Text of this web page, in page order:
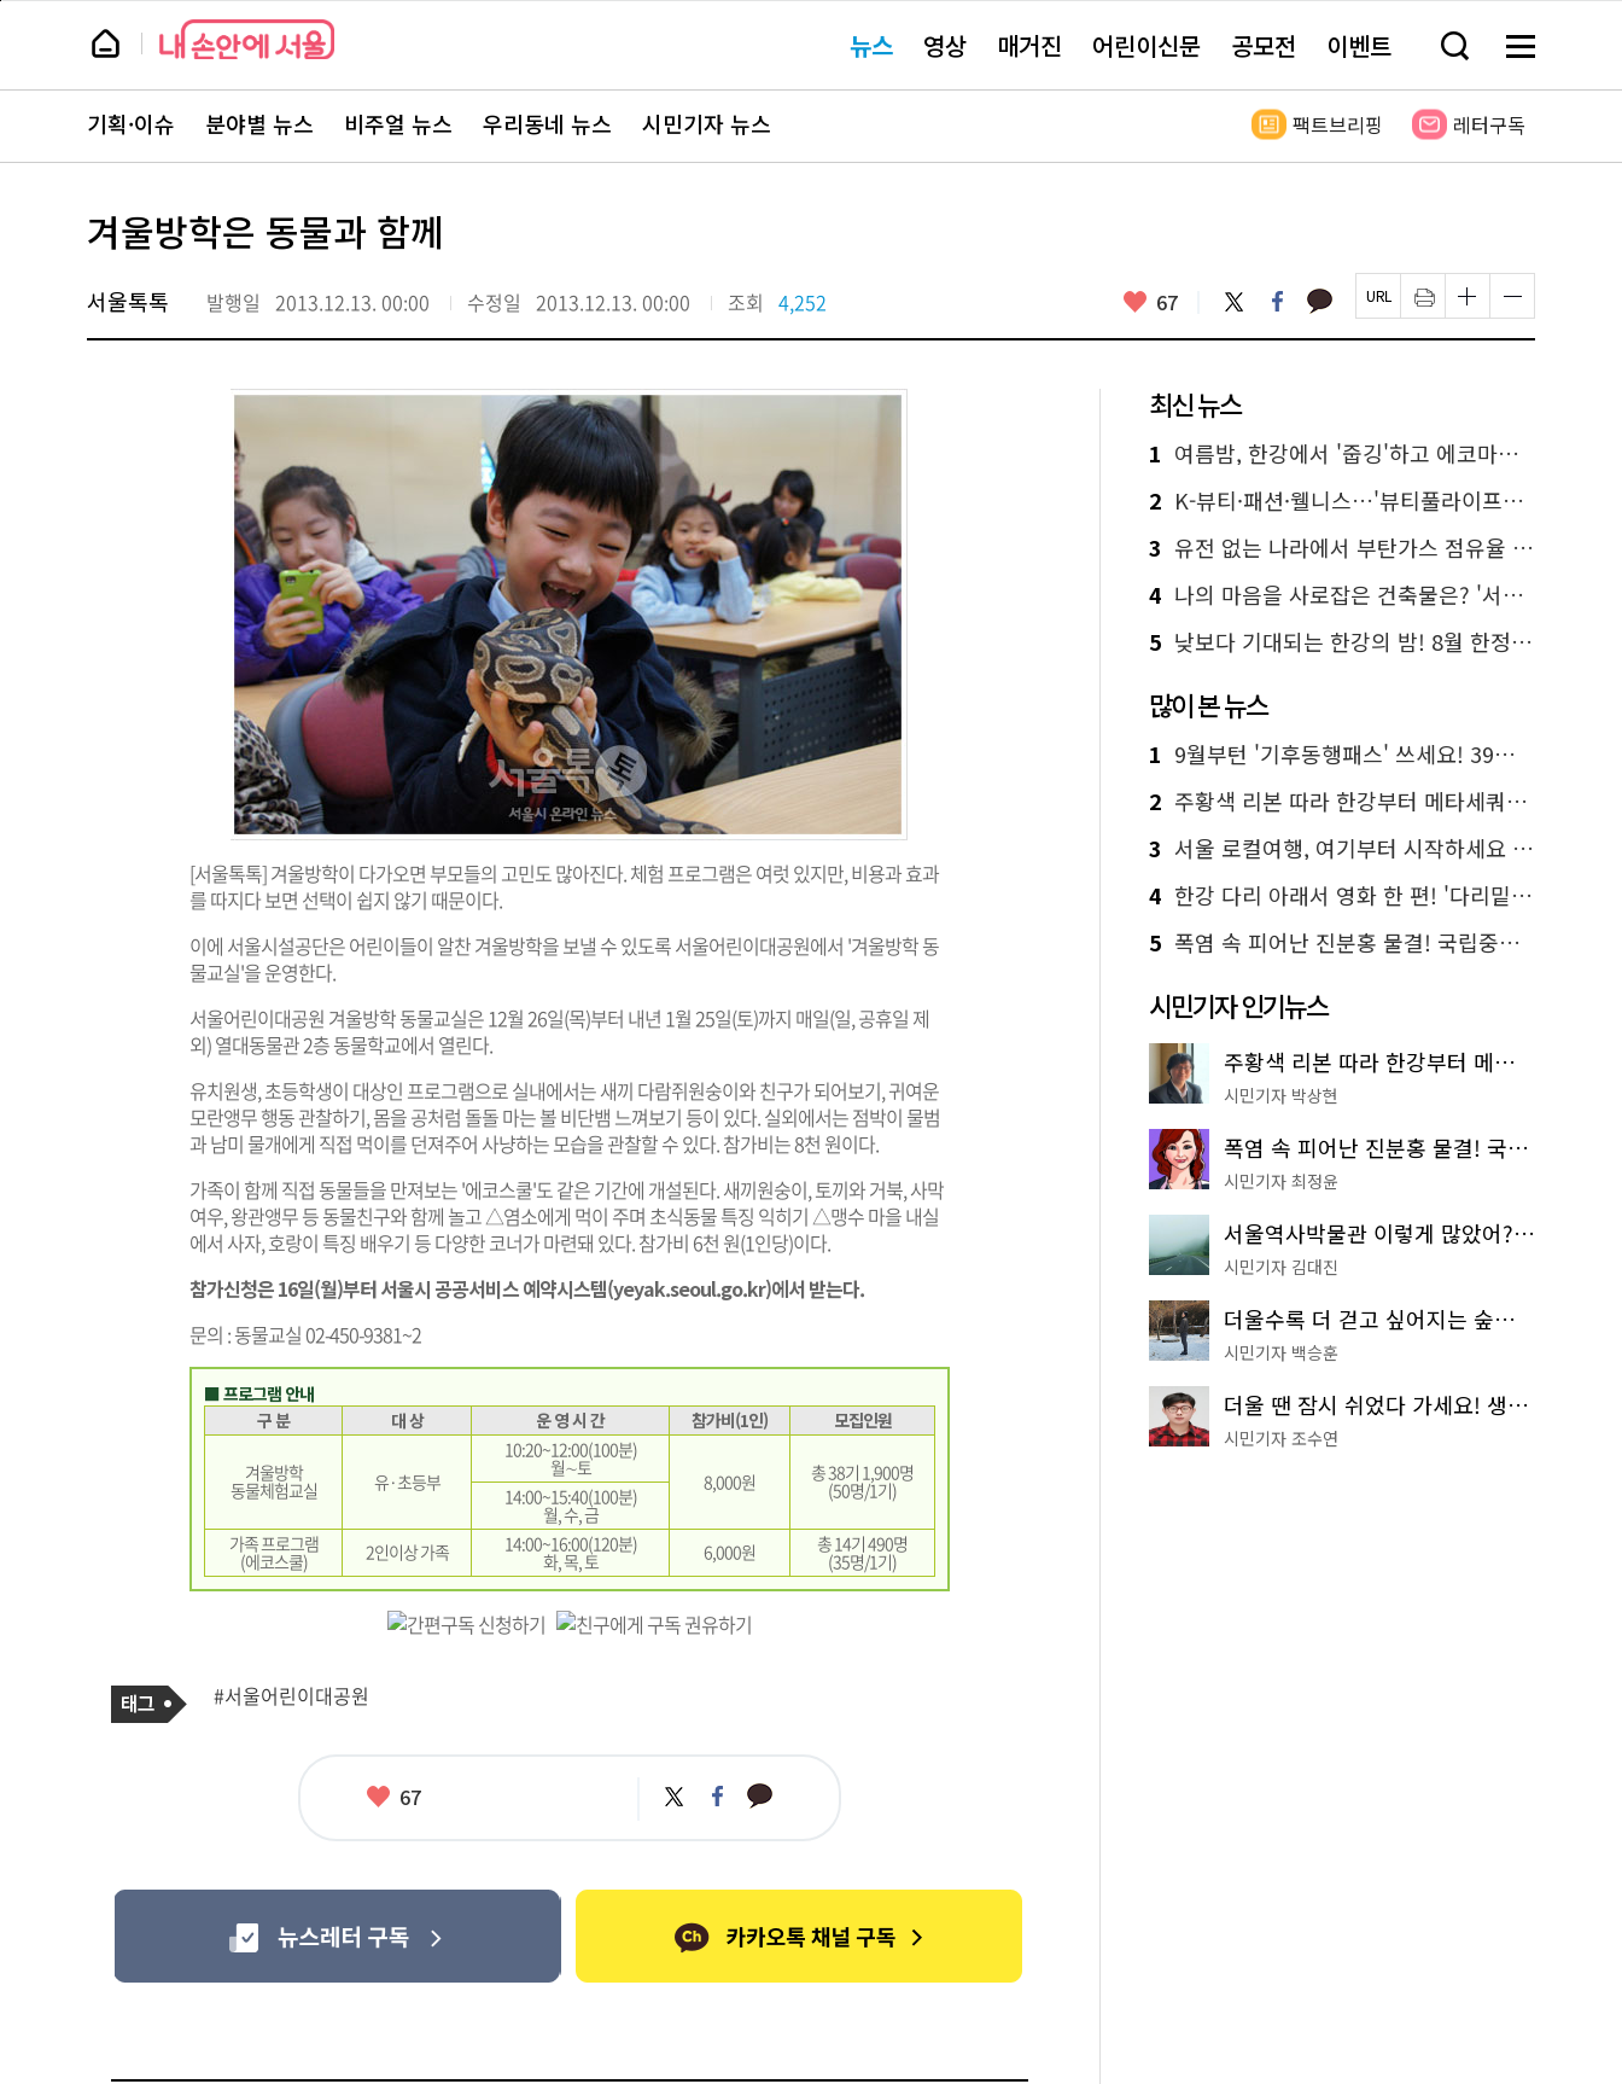
본
뉴
스 요뉴스 영상 매거진 어린이신문 공모전 이벤트 검
창
기
메
전
보
뉴
스
주
서
바
로
기획·이슈 분야별 뉴스 비주얼 뉴스 우리동네 뉴스 시민기자 뉴스 팩트브리핑 레터구독
겨울방학은 동물과 함께
서울톡톡 발행일 2013.12.13. 00:00 수정일 2013.12.13. 00:00 조회 4,252 좋
요
67 트
위
터
페
이
스
카
카 페
이
지
인
쇄
하
글
자
크
하
기
글
자
크
하
[서울톡톡] 겨울방학이 다가오면 부모들의 고민도 많아진다. 체험 프로그램은 여럿 있지만, 비용과 효과
를 따지다 보면 선택이 쉽지 않기 때문이다.
이에 서울시설공단은 어린이들이 알찬 겨울방학을 보낼 수 있도록 서울어린이대공원에서 '겨울방학 동
물교실'을 운영한다.
서울어린이대공원 겨울방학 동물교실은 12월 26일(목)부터 내년 1월 25일(토)까지 매일(일, 공휴일 제
외) 열대동물관 2층 동물학교에서 열린다.
유치원생, 초등학생이 대상인 프로그램으로 실내에서는 새끼 다람쥐원숭이와 친구가 되어보기, 귀여운
모란앵무 행동 관찰하기, 몸을 공처럼 돌돌 마는 볼 비단뱀 느껴보기 등이 있다. 실외에서는 점박이 물범
과 남미 물개에게 직접 먹이를 던져주어 사냥하는 모습을 관찰할 수 있다. 참가비는 8천 원이다.
가족이 함께 직접 동물들을 만져보는 '에코스쿨'도 같은 기간에 개설된다. 새끼원숭이, 토끼와 거북, 사막
여우, 왕관앵무 등 동물친구와 함께 놀고 △염소에게 먹이 주며 초식동물 특징 익히기 △맹수 마을 내실
에서 사자, 호랑이 특징 배우기 등 다양한 코너가 마련돼 있다. 참가비 6천 원(1인당)이다.
참가신청은 16일(월)부터 서울시 공공서비스 예약시스템(yeyak.seoul.go.kr)에서 받는다.
문의 : 동물교실 02-450-9381~2
■ 프로그램 안내
구 분
대 상 운 영 시 간 참가비(1인) 모집인원
겨울방학
동물체험교실 유·초등부
10:20~12:00(100분)
월∼토
8,000원 총 38기 1,900명
(50명/1기)
14:00~15:40(100분)
월, 수, 금
가족 프로그램
(에코스쿨) 2인이상 가족 14:00~16:00(120분)
화, 목, 토 6,000원 총 14기 490명
(35명/1기)
사
태
그
#서울어린이대공원
좋
67 트
위
페
이
카
카
최신 뉴스
1 여름밤, 한강에서 '줍깅'하고 에코마일리지도 줍줍!
2 K-뷰티·패션·웰니스…'뷰티풀라이프인서울' 6일부터 사전 예약
3 유전 없는 나라에서 부탄가스 점유율 1위 가능? Yes, I 'CAN'
4 나의 마음을 사로잡은 건축물은? '서울시 건축상' 수상작 공개!
5 낮보다 기대되는 한강의 밤! 8월 한정 무료 '한강 밤핑' 예약은?
많이 본 뉴스
1 9월부턴 '기후동행패스' 쓰세요! 39세까지 청년 혜택
2 주황색 리본 따라 한강부터 메타세쿼이아 숲길까지…서울둘레길 15코스
3 서울 로컬여행, 여기부터 시작하세요 '서울에디션25'
4 한강 다리 아래서 영화 한 편! '다리밑 영화관' 무료 상영
5 폭염 속 피어난 진분홍 물결! 국립중앙박물관 배롱나무 명소
시민기자 인기뉴스
주황색 리본 따라 한강부터 메타세쿼이아 숲길까지…서울둘레길 15코스
시민기자 박상현
폭염 속 피어난 진분홍 물결! 국립중앙박물관 배롱나무 명소
시민기자 최정윤
서울역사박물관 이렇게 많았어? 주말마다 한 곳씩 떠나는 역사 산책
시민기자 김대진
더울수록 더 걷고 싶어지는 숲길! 서울둘레길 '아차산 코스'
시민기자 백승훈
더울 땐 잠시 쉬었다 가세요! 생수 냉장고부터 해피소·무더위쉼터까지
시민기자 조수연
페